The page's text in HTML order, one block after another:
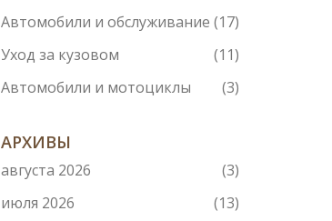
Автомобили и обслуживание (17)
Уход за кузовом
(11)
Автомобили и мотоциклы
(3)
АРХИВЫ
августа 2026
(3)
июля 2026
(13)